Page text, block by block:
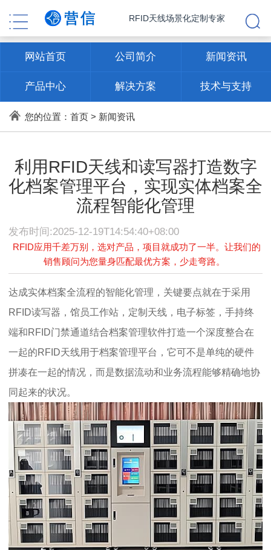
RFID天线场景化定制专家
网站首页 公司简介 新闻资讯
产品中心 解决方案 技术与支持
联系方式
您的位置： 首页> 新闻资讯
利用RFID天线和读写器打造数字
化档案管理平台，实现实体档案全
流程智能化管理
发布时间:2025-12-19T14:54:40+08:00
RFID应用千差万别，选对产品，项目就成功了一半。让我们的
销售顾问为您量身匹配最优方案，少走弯路。
达成实体档案全流程的智能化管理，关键要点就在于采用
RFID读写器，馆员工作站，定制天线，电子标签，手持终
端和RFID门禁通道结合档案管理软件打造一个深度整合在
一起的RFID天线用于档案管理平台，它可不是单纯的硬件
拼凑在一起的情况，而是数据流动和业务流程能够精确地协
同起来的状况。